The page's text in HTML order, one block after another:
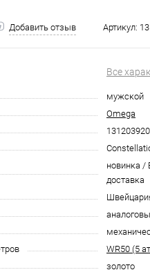
Добавить отзыв Артикул:
Все
мужской
Omega
новинка /
доставка
WR50 (5
золото